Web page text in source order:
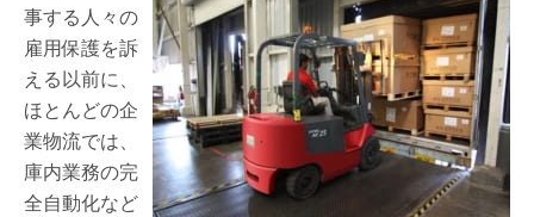
事する人々の
雇用保護を訴
える以前に、
ほとんどの企
業物流では、
庫内業務の完
全自動化など